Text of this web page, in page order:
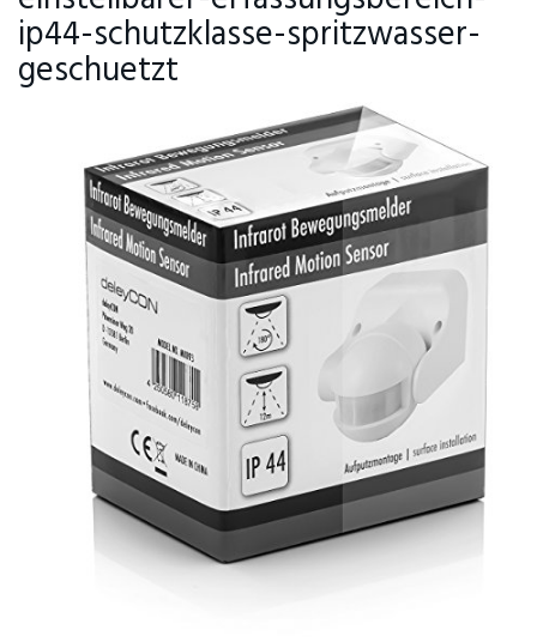
ip44-schutzklasse-spritzwasser-
geschuetzt